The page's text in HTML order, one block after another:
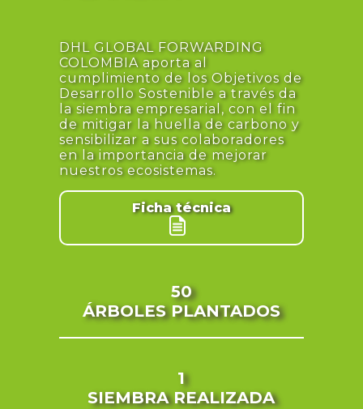
DHL GLOBAL FORWARDING
COLOMBIA aporta al
cumplimiento de los Objetivos de
Desarrollo Sostenible a través da
la siembra empresarial, con el fin
de mitigar la huella de carbono y
sensibilizar a sus colaboradores
en la importancia de mejorar
nuestros ecosistemas.
Ficha técnica
50
ÁRBOLES PLANTADOS
1
SIEMBRA REALIZADA